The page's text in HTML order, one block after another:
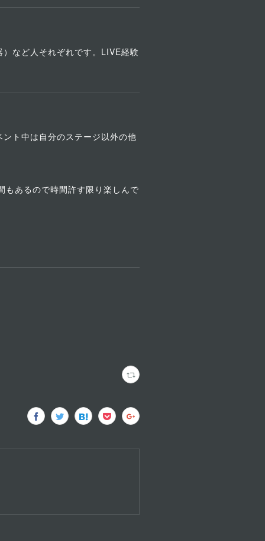
など人それぞれです。LIVE経験
ト中は自分のステージ以外の他
もあるので時間許す限り楽しんで